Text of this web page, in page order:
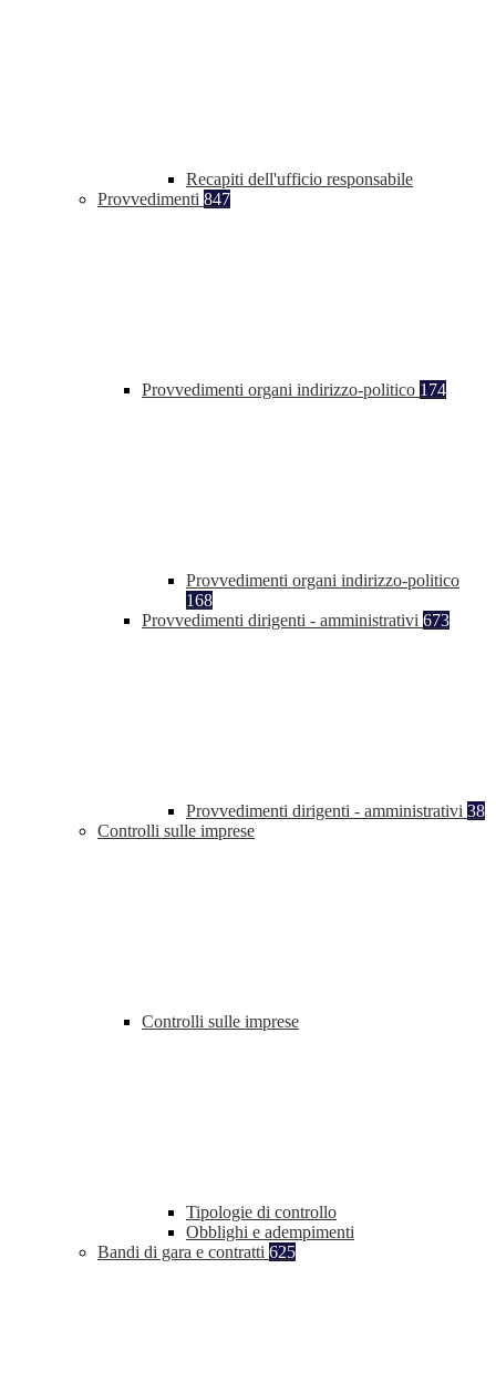
Recapiti dell'ufficio responsabile
Provvedimenti 847
Provvedimenti organi indirizzo-politico 174
Provvedimenti organi indirizzo-politico
168
Provvedimenti dirigenti - amministrativi 673
Provvedimenti dirigenti - amministrativi 38
Controlli sulle imprese
Controlli sulle imprese
Tipologie di controllo
Obblighi e adempimenti
Bandi di gara e contratti 625